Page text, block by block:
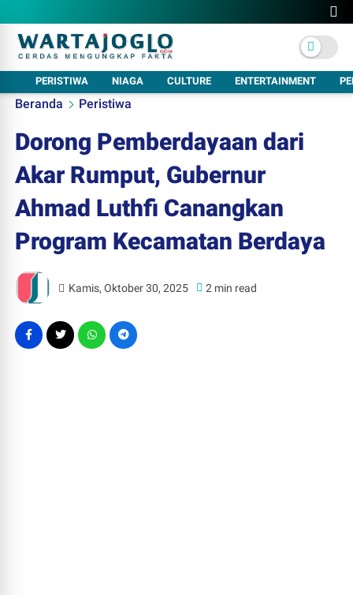
PERISTIWA NIAGA CULTURE ENTERTAINMENT
Beranda Peristiwa
Dorong Pemberdayaan dari
Akar Rumput, Gubernur
Ahmad Luthfi Canangkan
Program Kecamatan Berdaya
Kamis, Oktober 30, 2025 2 min read